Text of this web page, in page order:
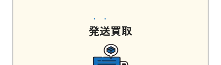
発送買取